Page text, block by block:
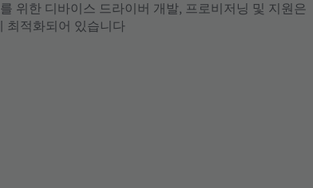
위한 디바이스 드라이버 개발, 프로비저닝 및 지원은
적화되어 있습니다